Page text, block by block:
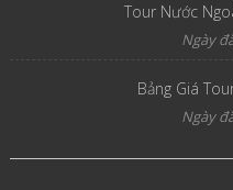
Tour Nước
Ngày
Bảng Giá
Ngày